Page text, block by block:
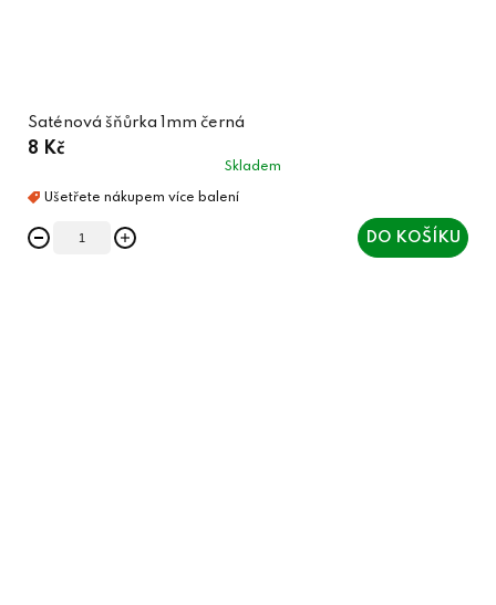
Saténová šňůrka 1mm černá
8 Kč
Skladem
DO KOŠÍKU